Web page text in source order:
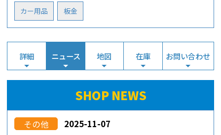
カー用品 板金
詳細 ニュース 地図 在庫 お問い合わせ
SHOP NEWS
その他 2025-11-07